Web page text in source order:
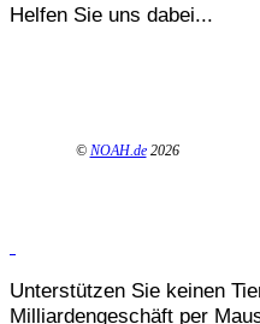
Helfen Sie uns dabei...
© NOAH.de 2026
Unterstützen Sie keinen
Milliardengeschäft per